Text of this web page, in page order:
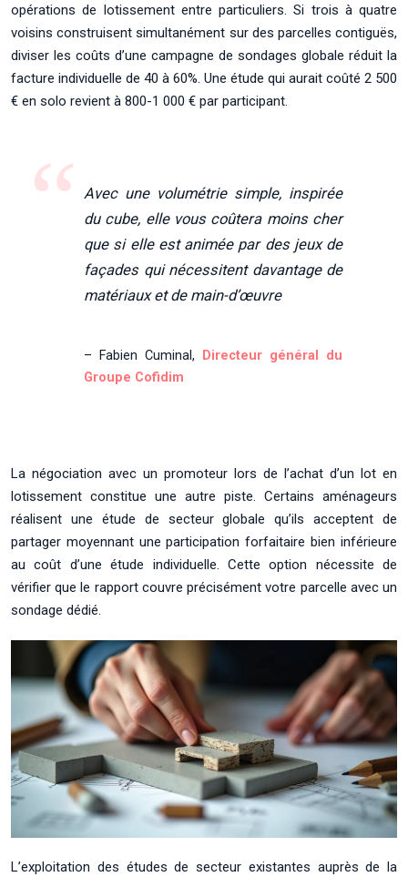
opérations de lotissement entre particuliers. Si trois à quatre
voisins construisent simultanément sur des parcelles contiguës,
diviser les coûts d’une campagne de sondages globale réduit la
facture individuelle de 40 à 60%. Une étude qui aurait coûté 2 500
€ en solo revient à 800-1 000 € par participant.
Avec une volumétrie simple, inspirée
du cube, elle vous coûtera moins cher
que si elle est animée par des jeux de
façades qui nécessitent davantage de
matériaux et de main-d’œuvre
– Fabien Cuminal,
Directeur général du
Groupe Cofidim
La négociation avec un promoteur lors de l’achat d’un lot en
lotissement constitue une autre piste. Certains aménageurs
réalisent une étude de secteur globale qu’ils acceptent de
partager moyennant une participation forfaitaire bien inférieure
au coût d’une étude individuelle. Cette option nécessite de
vérifier que le rapport couvre précisément votre parcelle avec un
sondage dédié.
L’exploitation des études de secteur existantes auprès de la